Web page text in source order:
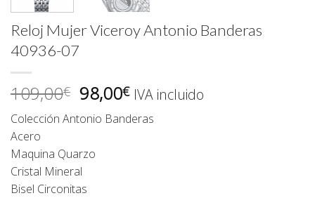
Reloj Mujer Viceroy Antonio Banderas
40936-07
109,00€ El
precio
original
109,00€.
98,00€El
precio
actual
IVA incluido
Colección Antonio Banderas
Acero
Maquina Quarzo
Cristal Mineral
Bisel Circonitas